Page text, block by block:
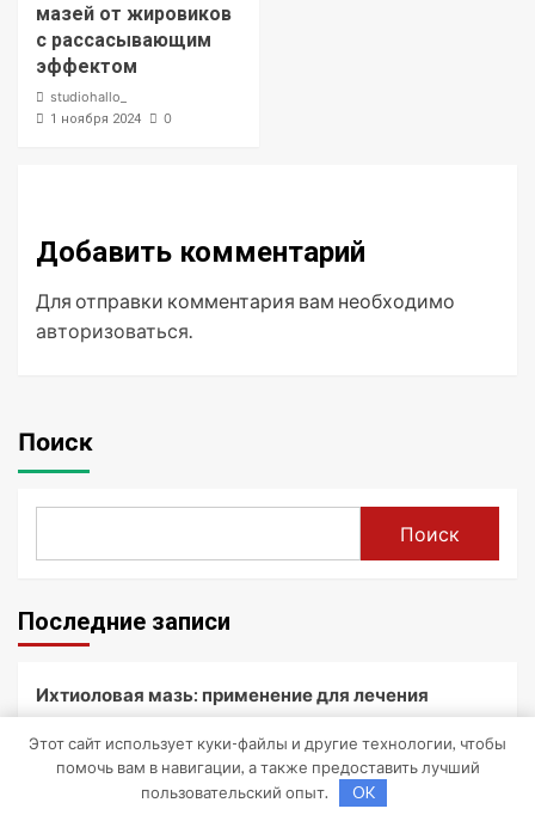
мазей от жировиков
с рассасывающим
эффектом
studiohallo_
1 ноября 2024 0
Добавить комментарий
Для отправки комментария вам необходимо
авторизоваться.
Поиск
Поиск
Последние записи
Ихтиоловая мазь: применение для лечения
фурункулов
Обзор таблеток для лечения от ВПЧ
Этот сайт использует куки-файлы и другие технологии, чтобы
помочь вам в навигации, а также предоставить лучший
пользовательский опыт.
OK